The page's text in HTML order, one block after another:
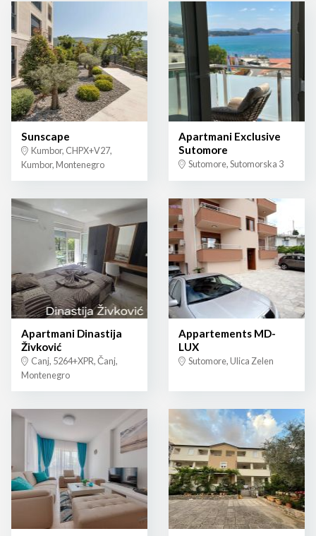
Sunscape
Kumbor, CHPX+V27,
Kumbor, Montenegro
Apartmani Exclusive
Sutomore
Sutomore, Sutomorska 3
Apartmani Dinastija
Živković
Canj, 5264+XPR, Čanj,
Montenegro
Appartements MD-
LUX
Sutomore, Ulica Zelen